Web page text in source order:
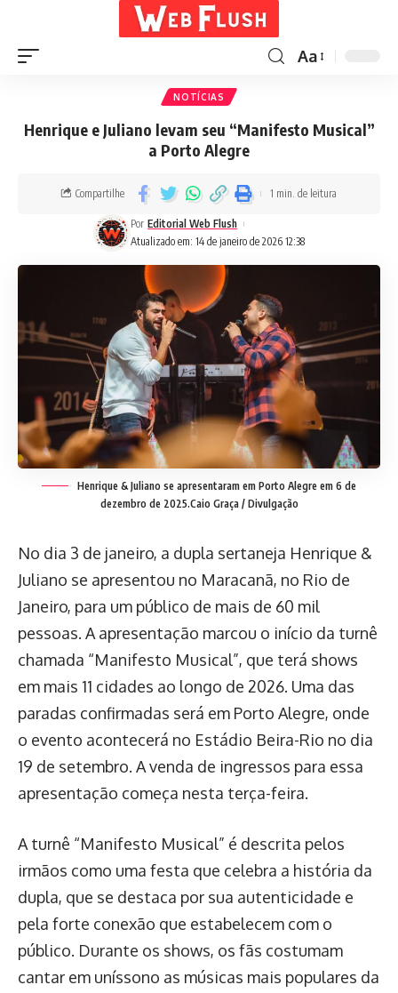
Aa
NOTÍCIAS
Henrique e Juliano levam seu “Manifesto Musical”
a Porto Alegre
Atualizado em: 14 de janeiro de 2026 12:38
Por Editorial Web Flush
Compartilhe 1 min. de leitura
Henrique & Juliano se apresentaram em Porto Alegre em 6 de
dezembro de 2025.Caio Graça / Divulgação
No dia 3 de janeiro, a dupla sertaneja Henrique &
Juliano se apresentou no Maracanã, no Rio de
Janeiro, para um público de mais de 60 mil
pessoas. A apresentação marcou o início da turnê
chamada “Manifesto Musical”, que terá shows
em mais 11 cidades ao longo de 2026. Uma das
paradas confirmadas será em Porto Alegre, onde
o evento acontecerá no Estádio Beira-Rio no dia
19 de setembro. A venda de ingressos para essa
apresentação começa nesta terça-feira.
A turnê “Manifesto Musical” é descrita pelos
irmãos como uma festa que celebra a história da
dupla, que se destaca por sua autenticidade e
pela forte conexão que estabelecem com o
público. Durante os shows, os fãs costumam
cantar em uníssono as músicas mais populares da